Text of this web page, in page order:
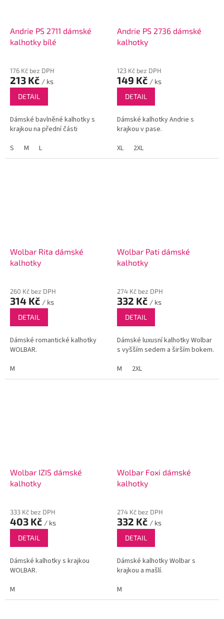
Andrie PS 2711 dámské
kalhotky bílé
176 Kč bez DPH
213 Kč / ks
DETAIL
Dámské bavlněné kalhotky s
krajkou na přední části
S
M L
Andrie PS 2736 dámské
kalhotky
123 Kč bez DPH
149 Kč / ks
DETAIL
Dámské kalhotky Andrie s
krajkou v pase.
XL
2XL
Wolbar Rita dámské
kalhotky
260 Kč bez DPH
314 Kč / ks
DETAIL
Dámské romantické kalhotky
WOLBAR.
M
Wolbar Pati dámské
kalhotky
274 Kč bez DPH
332 Kč / ks
DETAIL
Dámské luxusní kalhotky Wolbar
s vyšším sedem a širším bokem.
M
2XL
Wolbar IZIS dámské
kalhotky
333 Kč bez DPH
403 Kč / ks
DETAIL
Dámské kalhotky s krajkou
WOLBAR.
M
Wolbar Foxi dámské
kalhotky
274 Kč bez DPH
332 Kč / ks
DETAIL
Dámské kalhotky Wolbar s
krajkou a mašlí.
M